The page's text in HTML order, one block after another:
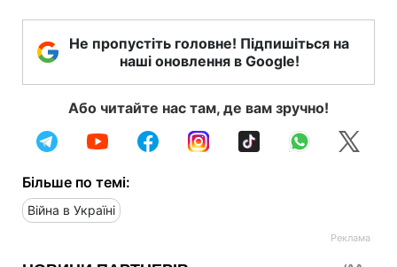
Не пропустіть головне! Підпишіться на
наші оновлення в Google!
Або читайте нас там, де вам зручно!
Більше по темі:
Війна в Україні